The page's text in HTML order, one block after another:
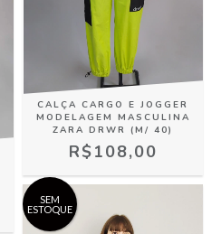
CALÇA CARGO E JOGGER
MODELAGEM MASCULINA
ZARA DRWR (M/ 40)
R$108,00
SEM
ESTOQUE